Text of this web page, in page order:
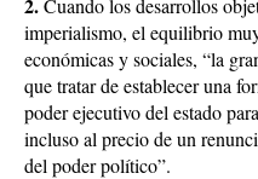
Cuando los desarrollos
imperialismo, el equilibrio
económicas y sociales, “la
que tratar de establecer una
poder ejecutivo del estado
incluso al precio de un
del poder político”.